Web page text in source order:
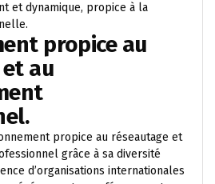
et dynamique, propice à la
propice au
au
propice au réseautage et
grâce à sa diversité
d’organisations internationales